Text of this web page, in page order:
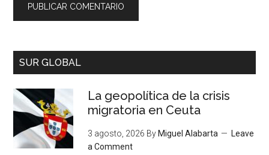
SUR GLOBAL
La geopolítica de la crisis
migratoria en Ceuta
3 agosto, 2026 By Miguel Alabarta
Leave
a Comment